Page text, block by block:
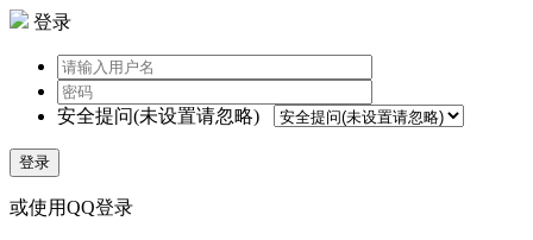
登录
安全提问(未设置请忽略)
登录
或使用QQ登录